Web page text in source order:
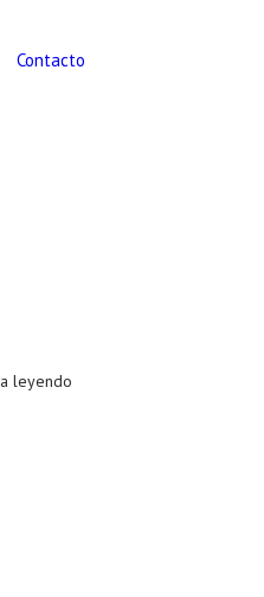
Contacto
leyendo